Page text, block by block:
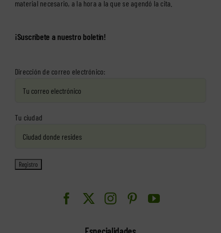
material necesario, a la hora a la que se agendó la cita.
¡Suscríbete a nuestro boletín!
Dirección de correo electrónico:
Tu ciudad